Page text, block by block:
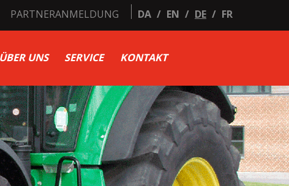
PARTNERANMELDUNG DA / EN / DE / FR
ÜBER UNS SERVICE KONTAKT